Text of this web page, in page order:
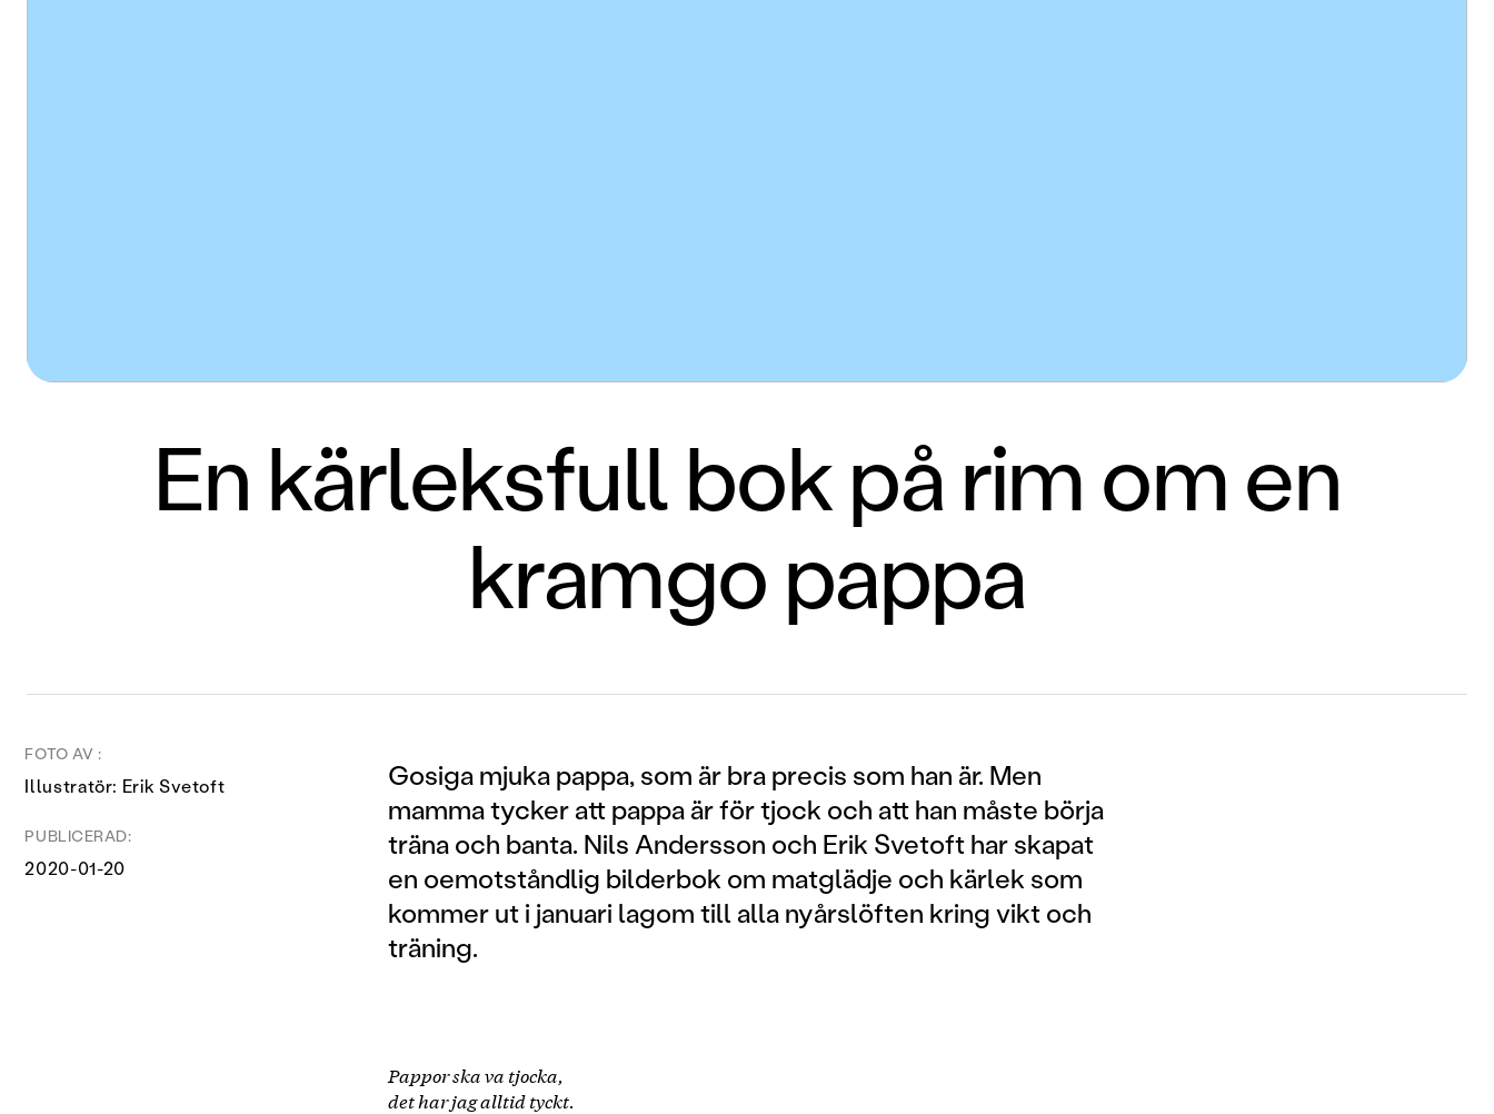
En kärleksfull bok på rim om en
kramgo pappa
FOTO AV :
Illustratör: Erik Svetoft
PUBLICERAD:
2020-01-20
Gosiga mjuka pappa, som är bra precis som han är. Men
mamma tycker att pappa är för tjock och att han måste börja
träna och banta. Nils Andersson och Erik Svetoft har skapat
en oemotståndlig bilderbok om matglädje och kärlek som
kommer ut i januari lagom till alla nyårslöften kring vikt och
träning.
Pappor ska va tjocka,
det har jag alltid tyckt.